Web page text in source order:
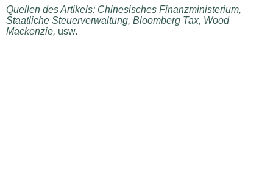
Quellen des Artikels: Chinesisches Finanzministerium,
Staatliche Steuerverwaltung, Bloomberg Tax, Wood
Mackenzie, usw.